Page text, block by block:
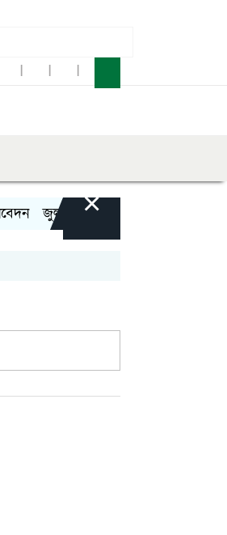
জুলাই বিপ্লব ও গণঅভ্যুত্থান দিবস যথাযথ
×